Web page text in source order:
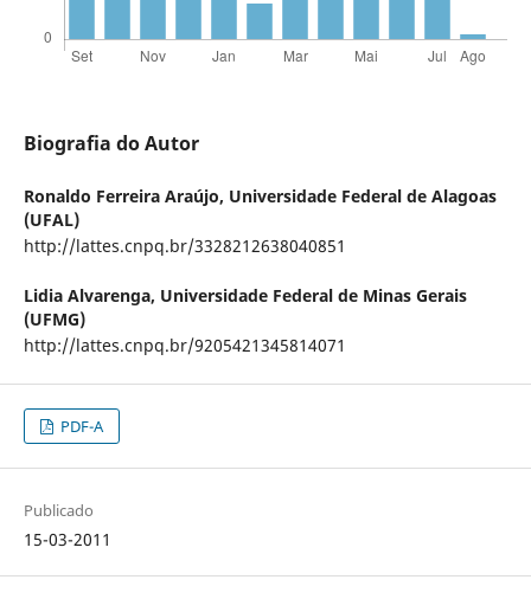
Biografia do Autor
Ronaldo Ferreira Araújo, Universidade Federal de Alagoas
(UFAL)
http://lattes.cnpq.br/3328212638040851
Lidia Alvarenga, Universidade Federal de Minas Gerais
(UFMG)
http://lattes.cnpq.br/9205421345814071
PDF-A
Publicado
15-03-2011